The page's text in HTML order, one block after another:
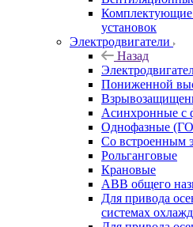
Комплектующие
установок
Электродвигатели
Назад
Пониженной
Асинхронные с
Однофазные
Со встроенным
Рольганговые
Крановые
АВВ общего
Для привода
системах